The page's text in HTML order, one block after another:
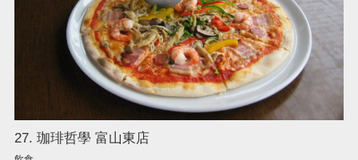
27. 珈琲哲學 富山東店